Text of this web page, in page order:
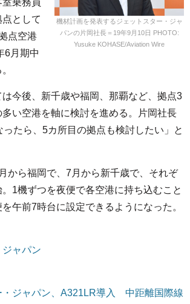
機材計画を発表するジェットスター・ジャ
パンの片岡社長＝19年9月10日 PHOTO:
Yusuke KOHASE/Aviation Wire
乗務員
として
点空港
6月期中
今後、新千歳や福岡、那覇など、拠点3
い空港を軸に検討を進める。片岡社長
ったら、5カ所目の拠点も検討したい」と
から福岡で、7月から新千歳で、それぞ
1機ずつを夜便で各空港に持ち込むこと
午前7時台に設定できるようになった。
ジャパン
・ジャパン、A321LR導入 中距離国際線